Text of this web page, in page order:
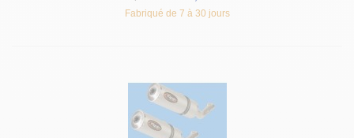
Fabriqué de 7 à 30 jours